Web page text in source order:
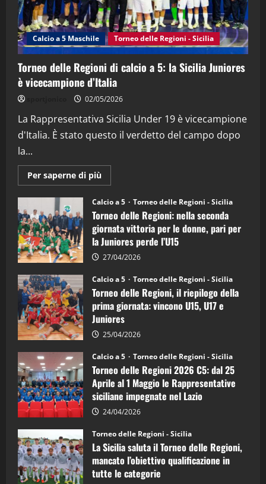
5
"SportEmpire" in Podcast
“SportEmpire” in Podcast: 26^ Puntata
(Martedi 07 Aprile 2026)
08/04/2026
Calcio a 5 Maschile Torneo delle Regioni - Sicilia
Torneo delle Regioni di calcio a 5: la Sicilia Juniores
è vicecampione d’Italia
02/05/2026
La Rappresentativa Sicilia Under 19 è vicecampione
d'Italia. È stato questo il verdetto del campo dopo
la...
Per saperne di più
informazioni
Torneo
delle
Regioni
di
calcio
a
5:
la
Juniores
è
vicecampione
d’Italia
Calcio a 5 Torneo delle Regioni - Sicilia
Torneo delle Regioni: nella seconda
giornata vittoria per le donne, pari per
la Juniores perde l’U15
27/04/2026
Calcio a 5 Torneo delle Regioni - Sicilia
Torneo delle Regioni, il riepilogo della
prima giornata: vincono U15, U17 e
Juniores
25/04/2026
Calcio a 5 Torneo delle Regioni - Sicilia
Torneo delle Regioni 2026 C5: dal 25
Aprile al 1 Maggio le Rappresentative
siciliane impegnate nel Lazio
24/04/2026
Torneo delle Regioni - Sicilia
La Sicilia saluta il Torneo delle Regioni,
mancato l’obiettivo qualificazione in
tutte le categorie